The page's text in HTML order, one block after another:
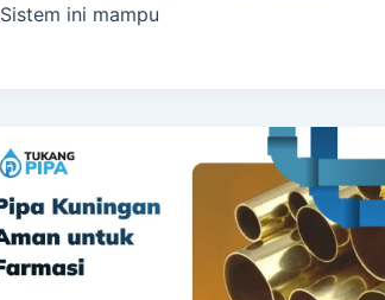
Sistem ini mampu